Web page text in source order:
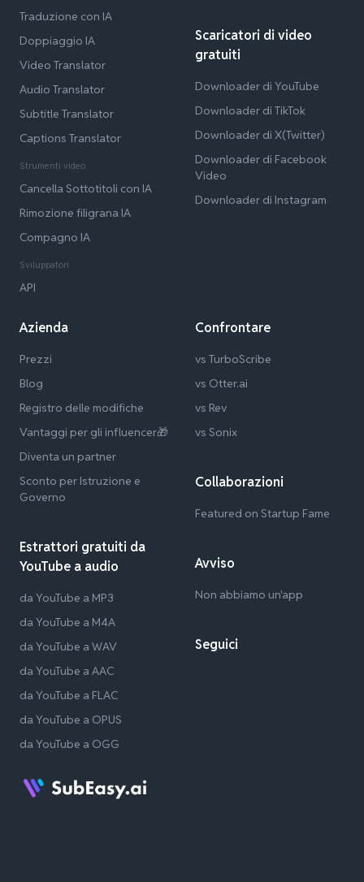
Traduzione con IA
Doppiaggio IA
Video Translator
Audio Translator
Subtitle Translator
Captions Translator
Strumenti video
Cancella Sottotitoli con IA
Rimozione filigrana IA
Compagno IA
Sviluppatori
API
Scaricatori di video
gratuiti
Downloader di YouTube
Downloader di TikTok
Downloader di X(Twitter)
Downloader di Facebook
Video
Downloader di Instagram
Azienda
Prezzi
Blog
Registro delle modifiche
Vantaggi per gli influencer🎁
Diventa un partner
Sconto per Istruzione e
Governo
Estrattori gratuiti da
YouTube a audio
da YouTube a MP3
da YouTube a M4A
da YouTube a WAV
da YouTube a AAC
da YouTube a FLAC
da YouTube a OPUS
da YouTube a OGG
Confrontare
vs TurboScribe
vs Otter.ai
vs Rev
vs Sonix
Collaborazioni
Featured on Startup Fame
Avviso
Non abbiamo un'app
Seguici